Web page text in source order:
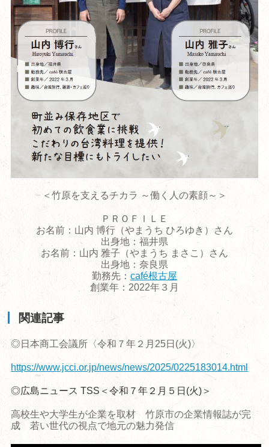
＜竹原を支えるチカラ ～働く人の素顔～＞
ＰＲＯＦＩＬＥ
お名前：山内 博行（やまうち ひろゆき）さん
出身地：福井県
お名前：山内 雅子（やまうち まさこ）さん
出身地：奈良県
勤務先： café根古屋
創業年：2022年３月
関連記事
◎日本商工会議所〈令和７年２月25日(火)〉
https://www.jcci.or.jp/news/news/2025/0225183014.html
◎広島ニュース TSS＜令和７年２月５日(火)＞
高校生や大学生が企業を取材 竹原市の企業情報誌が完
成 若い世代の視点で地元の魅力発信